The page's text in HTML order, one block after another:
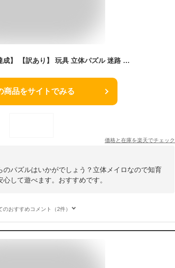
【ランキング1位2冠達成】 【訳あり】 玩具 立体パズル 迷路 パズル 立方体 キューブ パズル 3D 迷路 立体迷路 暇つぶし キューブ 密閉安全 迷路 ゲーム こども 脳トレ 知育 知育 遊び 知育遊び 知育玩具 学べる
商品をサイトでみる
価格と在庫を楽天でチェック
パズルはいかがでしょう？立体メイロなので知育
して遊べます。おすすめです。
のおすすめコメント（2件）